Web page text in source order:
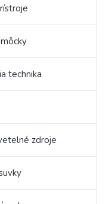
technika
zdroje